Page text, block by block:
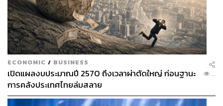
ECONOMIC / BUSINESS
เปิดแผลงบประมาณปี 2570 ถึงเวลาผ่าตัดใหญ่ ก่อนฐานะ
การคลังประเทศไทยล่มสลาย
...